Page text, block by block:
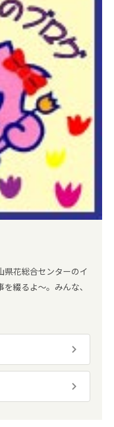
県花総合センターのイ
綴るよ～。みんな、